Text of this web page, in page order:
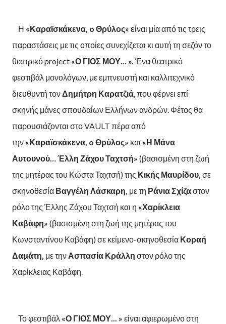
Η «Καραϊσκάκενα, o Θρύλος» είναι μία από τις τρεις
παραστάσεις με τις οποίες συνεχίζεται κι αυτή τη σεζόν το
θεατρικό project «Ο ΓΙΟΣ ΜΟΥ... ». Ένα θεατρικό
φεστιβάλ μονολόγων, με εμπνευστή και καλλιτεχνικό
διευθυντή τονΔημήτρη Καρατζιά, που φέρνει επί
σκηνής μάνες σπουδαίων Ελλήνων ανδρών. Φέτος θα
παρουσιάζονται στο VAULT πέρα από
την «Καραϊσκάκενα, o Θρύλος» και «Η Μάνα
Αυτουνού… Έλλη Ζάχου Ταχτσή» (βασισμένη στη ζωή
της μητέρας του Κώστα Ταχτσή) της Κικής Μαυρίδου, σε
σκηνοθεσία Βαγγέλη Λάσκαρη, με τη Ράνια Σχίζαστον
ρόλο της Έλλης Ζάχου Ταχτσή και η «Χαρίκλεια
Καβάφη» (βασισμένη στη ζωή της μητέρας του
Κωνσταντίνου Καβάφη) σε κείμενο-σκηνοθεσία Κοραή
Δαμάτη, με την Ασπασία Κράλλη στον ρόλο της
Χαρίκλειας Καβάφη.
Το φεστιβάλ «Ο ΓΙΟΣ ΜΟΥ... » είναι αφιερωμένο στη